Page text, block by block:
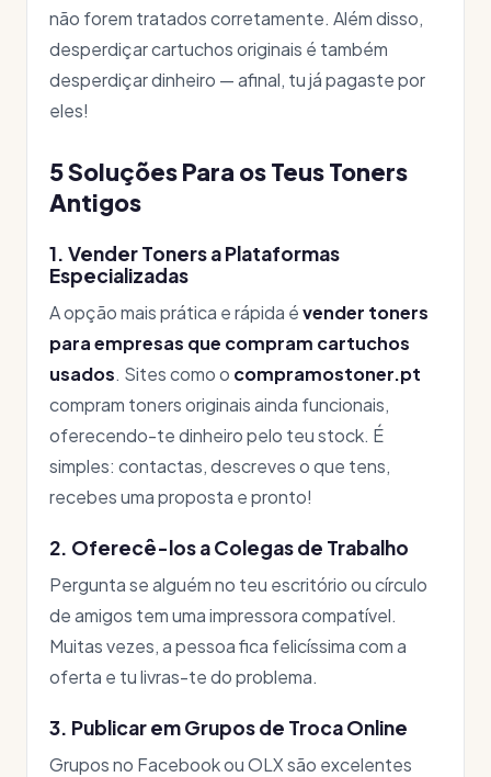
não forem tratados corretamente. Além disso,
desperdiçar cartuchos originais é também
desperdiçar dinheiro — afinal, tu já pagaste por
eles!
5 Soluções Para os Teus Toners
Antigos
1. Vender Toners a Plataformas
Especializadas
A opção mais prática e rápida évender toners
para empresas que compram cartuchos
usados. Sites como o compramostoner.pt
compram toners originais ainda funcionais,
oferecendo-te dinheiro pelo teu stock. É
simples: contactas, descreves o que tens,
recebes uma proposta e pronto!
2. Oferecê-los a Colegas de Trabalho
Pergunta se alguém no teu escritório ou círculo
de amigos tem uma impressora compatível.
Muitas vezes, a pessoa fica felicíssima com a
oferta e tu livras-te do problema.
3. Publicar em Grupos de Troca Online
Grupos no Facebook ou OLX são excelentes